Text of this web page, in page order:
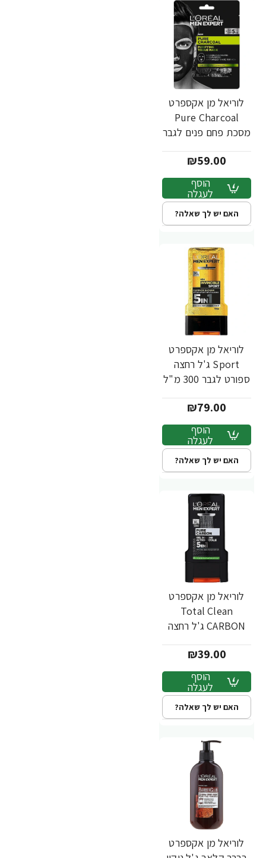
לוריאל מן אקספרט
Pure Charcoal
מסכת פחם פנים לגבר
L'OREAL
₪59.00
הוסף
לעגלה
האם יש לך שאלה?
לוריאל מן אקספרט
Sport ג'ל רחצה
ספורט לגבר 300 מ"ל
₪79.00
הוסף
לעגלה
האם יש לך שאלה?
לוריאל מן אקספרט
Total Clean
CARBON ג'ל רחצה
מבית L'OREAL
₪39.00
הוסף
לעגלה
האם יש לך שאלה?
לוריאל מן אקספרט